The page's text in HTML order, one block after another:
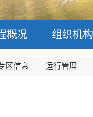
概况 组织机构
区信息 运行管理